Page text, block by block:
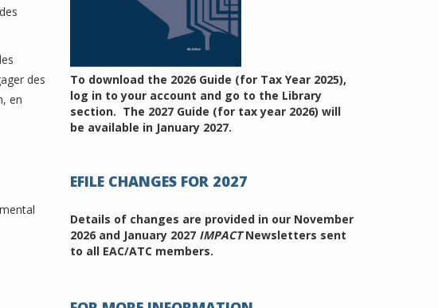
des
en
To download the 2026 Guide (for Tax Year 2025),
log in to your account and go to the Library
section. The 2027 Guide (for tax year 2026) will
be available in January 2027.
EFILE CHANGES FOR 2027
Details of changes are provided in our November
2026 and January 2027 IMPACTNewsletters sent
to all EAC/ATC members.